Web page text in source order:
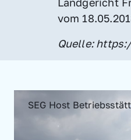
vom
Quelle:
SEG Host